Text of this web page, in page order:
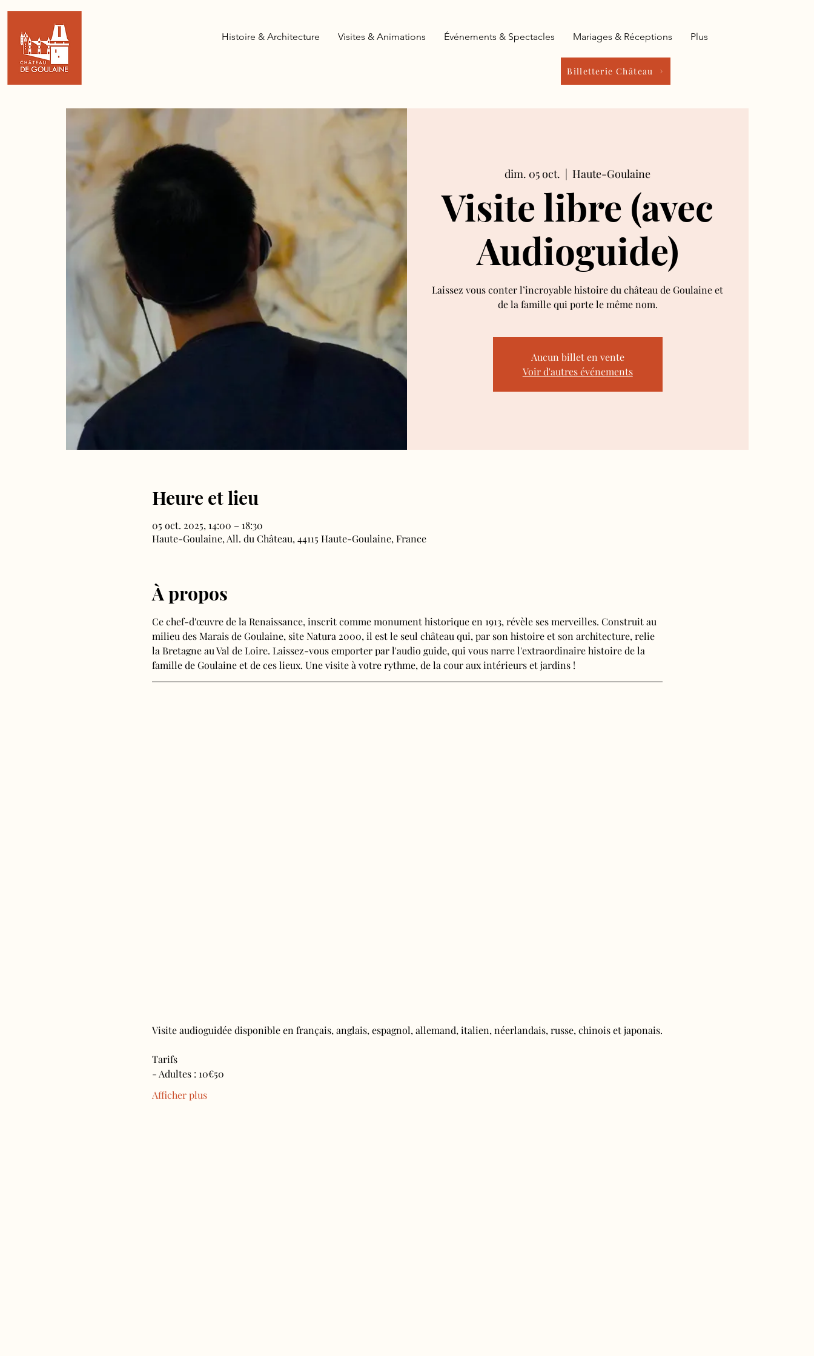
Billetterie Château
Histoire & Architecture Visites & Animations Événements & Spectacles Mariages & Réceptions Plus
dim. 05 oct.
  |
Haute-Goulaine
Visite libre (avec
Audioguide)
Laissez vous conter l’incroyable histoire du château de Goulaine et
de la famille qui porte le même nom.
Aucun billet en vente
Voir d'autres événements
Heure et lieu
05 oct. 2025, 14:00 – 18:30
Haute-Goulaine, All. du Château, 44115 Haute-Goulaine, France
À propos
Ce chef-d'œuvre de la Renaissance, inscrit comme monument historique en 1913, révèle ses merveilles. Construit au
milieu des Marais de Goulaine, site Natura 2000, il est le seul château qui, par son histoire et son architecture, relie
la Bretagne au Val de Loire. Laissez-vous emporter par l'audio guide, qui vous narre l'extraordinaire histoire de la
famille de Goulaine et de ces lieux. Une visite à votre rythme, de la cour aux intérieurs et jardins !
Visite audioguidée disponible en français, anglais, espagnol, allemand, italien, néerlandais, russe, chinois et japonais.
Tarifs
- Adultes : 10€50
Afficher plus